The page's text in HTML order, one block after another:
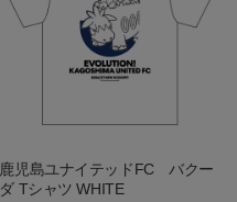
鹿児島ユナイテッドFC バクー
ダ Tシャツ WHITE